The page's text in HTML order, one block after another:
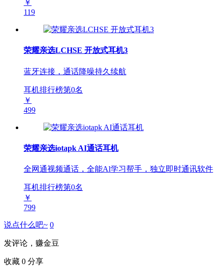
￥
119
荣耀亲选LCHSE 开放式耳机3
蓝牙连接，通话降噪持久续航
耳机排行榜第0名
￥
499
荣耀亲选iotapk AI通话耳机
全网通视频通话，全能Al学习帮手，独立即时通讯软件
耳机排行榜第0名
￥
799
说点什么吧~ 0
发评论，赚金豆
收藏 0 分享